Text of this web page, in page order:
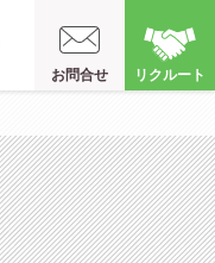
お問合せ リクルート